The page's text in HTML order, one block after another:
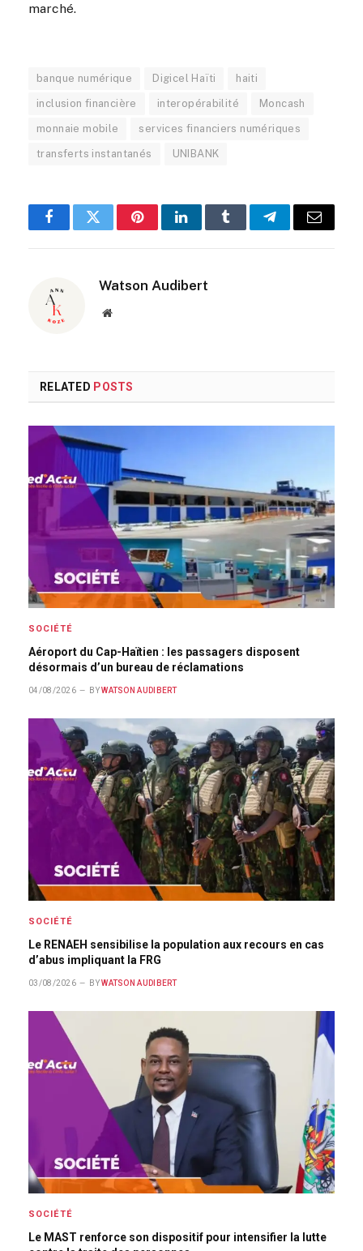
marché.
banque numérique Digicel Haïti haiti
inclusion financière interopérabilité Moncash
monnaie mobile services financiers numériques
transferts instantanés UNIBANK
FacebookTwitterPinterestLinkedInTumblrTelegramEmail
Watson Audibert
Website
RELATED POSTS
SOCIÉTÉ
Aéroport du Cap-Haïtien : les passagers disposent
désormais d’un bureau de réclamations
04/08/2026 BY WATSON AUDIBERT
SOCIÉTÉ
Le RENAEH sensibilise la population aux recours en cas
d’abus impliquant la FRG
03/08/2026 BY WATSON AUDIBERT
SOCIÉTÉ
Le MAST renforce son dispositif pour intensifier la lutte